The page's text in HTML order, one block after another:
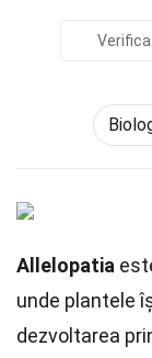
Allelopatia
unde plantele
dezvoltarea